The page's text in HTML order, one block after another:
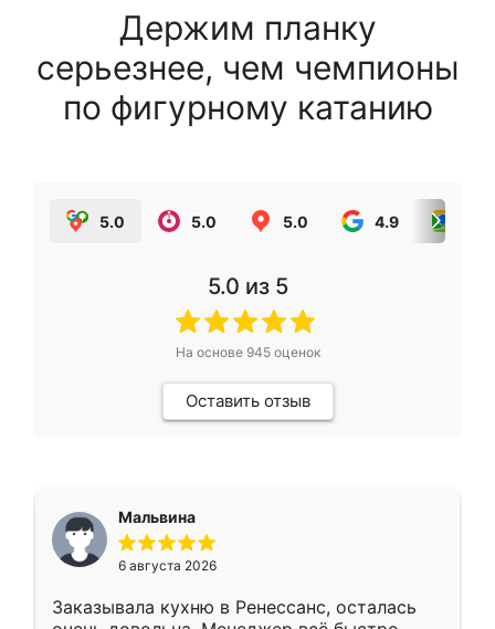
Держим планку
серьезнее, чем чемпионы
по фигурному катанию
5.0 5.0 5.0 4.9
5.0 из 5
На основе 945оценок
Оставить отзыв
Мальвина
6 августа 2026
Заказывала кухню в Ренессанс, осталась